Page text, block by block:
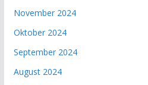
November 2024
Oktober 2024
September 2024
August 2024